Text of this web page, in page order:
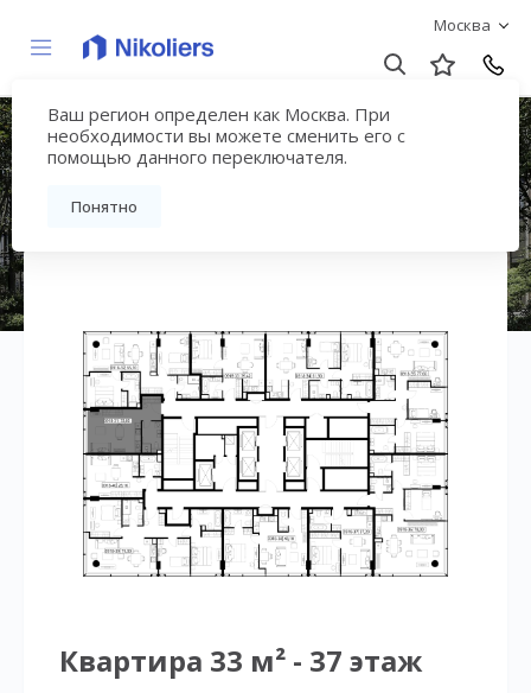
Москва
Ваш регион определен как Москва. При
необходимости вы можете сменить его с
помощью данного переключателя.
Понятно
ЖК «СЛАВА»
Вернуться на страницу жилого комплекса
Квартира 33 м² - 37 этаж